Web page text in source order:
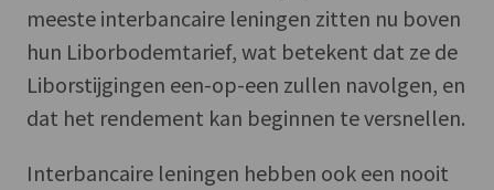
meeste interbancaire leningen zitten nu boven
hun Liborbodemtarief, wat betekent dat ze de
Liborstijgingen een-op-een zullen navolgen, en
dat het rendement kan beginnen te versnellen.
Interbancaire leningen hebben ook een nooit